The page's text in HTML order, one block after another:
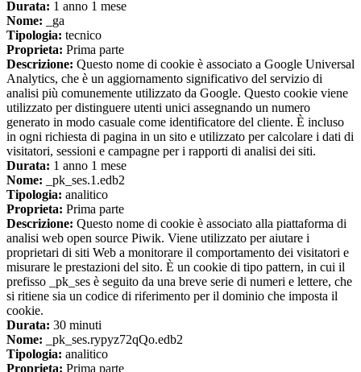
Durata: 1 anno 1 mese
Nome: _ga
Tipologia: tecnico
Proprieta: Prima parte
Descrizione: Questo nome di cookie è associato a Google Universal
Analytics, che è un aggiornamento significativo del servizio di
analisi più comunemente utilizzato da Google. Questo cookie viene
utilizzato per distinguere utenti unici assegnando un numero
generato in modo casuale come identificatore del cliente. È incluso
in ogni richiesta di pagina in un sito e utilizzato per calcolare i dati di
visitatori, sessioni e campagne per i rapporti di analisi dei siti.
Durata: 1 anno 1 mese
Nome: _pk_ses.1.edb2
Tipologia: analitico
Proprieta: Prima parte
Descrizione: Questo nome di cookie è associato alla piattaforma di
analisi web open source Piwik. Viene utilizzato per aiutare i
proprietari di siti Web a monitorare il comportamento dei visitatori e
misurare le prestazioni del sito. È un cookie di tipo pattern, in cui il
prefisso _pk_ses è seguito da una breve serie di numeri e lettere, che
si ritiene sia un codice di riferimento per il dominio che imposta il
cookie.
Durata: 30 minuti
Nome: _pk_ses.rypyz72qQo.edb2
Tipologia: analitico
Proprieta: Prima parte